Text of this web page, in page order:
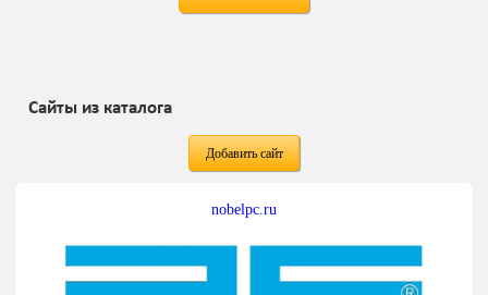
Сайты из каталога
Добавить сайт
nobelpc.ru